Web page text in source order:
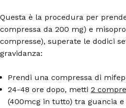
Questa è la procedura per
compressa da 200 mg) e
compresse), superate le dodici
gravidanza:
Prendi una compressa di
24-48 ore dopo, metti 2
(400mcg in tutto) tra guancia e